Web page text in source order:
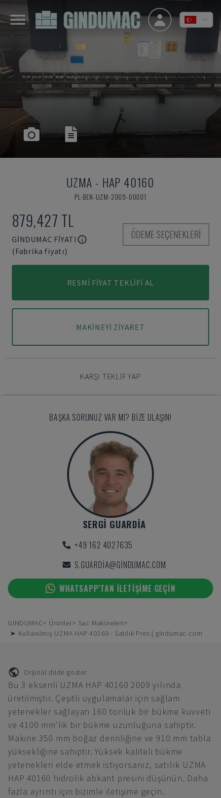
UZMA - HAP 40160
PL-BEN-UZM-2009-00001
879,427 TL
GINDUMAC FIYATI
(Fabrika fiyatı)
ÖDEME SEÇENEKLERI
RESMI FIYAT TEKLIFI AL
MAKINEYI ZIYARET
KARŞI TEKLIF YAP
BAŞKA SORUNUZ VAR MI? BIZE ULAŞIN!
SERGI GUARDIA
+49 162 4027635
S.GUARDIA@GINDUMAC.COM
WHATSAPP'TAN ILETIŞIME GEÇIN
GINDUMAC Ürünler
Sac Makineleri
➤ Kullanılmış UZMA HAP 40160 - Satılık Pres | gindumac.com
Orijinal dilde göster
Bu 3 eksenli UZMA HAP 40160 2009 yılında
üretilmiştir. Çeşitli uygulamalar için sağlam
yetenekler sağlayan 160 tonluk bir bükme kuvveti
ve 4100 mm'lik bir bükme uzunluğuna sahiptir.
Makine 350 mm boğaz derinliğine ve 910 mm tabla
yüksekliğine sahiptir. Yüksek kaliteli bükme
yetenekleri elde etmek istiyorsanız, satılık UZMA
HAP 40160 hidrolik abkant presini düşünün. Daha
fazla ayrıntı için bizimle iletişime geçin.